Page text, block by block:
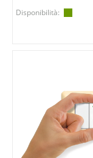
Disponibilità: